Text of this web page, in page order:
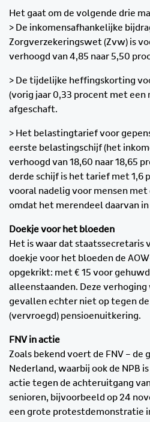
Het gaat om de volgende drie
> De inkomensafhankelijke
Zorgverzekeringswet (Zvw) is
verhoogd van 4,85 naar 5,50
> De tijdelijke heffingskorting
(vorig jaar 0,33 procent met een
afgeschaft.
> Het belastingtarief voor
eerste belastingschijf (het
verhoogd van 18,60 naar 18,65
derde schijf is het tarief met 1,6
vooral nadelig voor mensen
omdat het merendeel daarvan
Doekje voor het bloeden
Het is waar dat staatssecretaris
doekje voor het bloeden de
opgekrikt: met € 15 voor
alleenstaanden. Deze
gevallen echter niet op tegen
(vervroegd) pensioenuitkering.
FNV in actie
Zoals bekend voert de FNV –
Nederland, waarbij ook de NPB
actie tegen de achteruitgang
senioren, bijvoorbeeld op 24
een grote protestdemonstratie